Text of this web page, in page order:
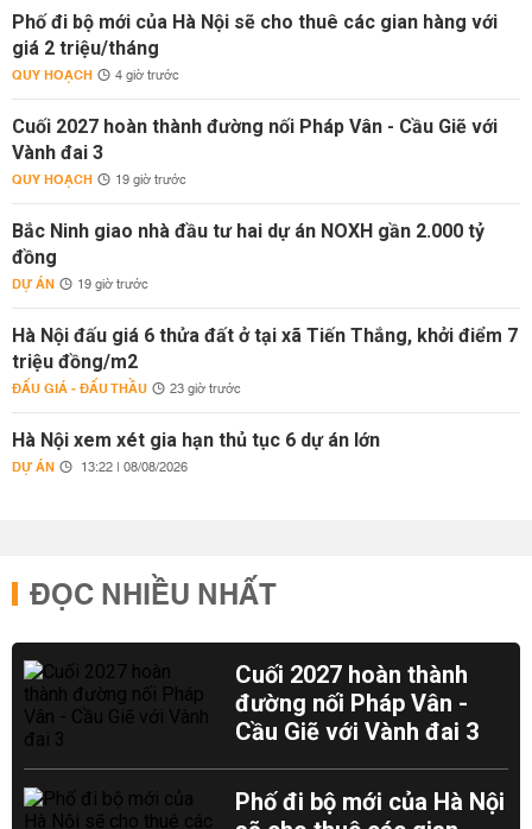
Phố đi bộ mới của Hà Nội sẽ cho thuê các gian hàng với
giá 2 triệu/tháng
QUY HOẠCH 4 giờ trước
Cuối 2027 hoàn thành đường nối Pháp Vân - Cầu Giẽ với
Vành đai 3
QUY HOẠCH 19 giờ trước
Bắc Ninh giao nhà đầu tư hai dự án NOXH gần 2.000 tỷ
đồng
DỰ ÁN 19 giờ trước
Hà Nội đấu giá 6 thửa đất ở tại xã Tiến Thắng, khởi điểm 7
triệu đồng/m2
ĐẤU GIÁ - ĐẤU THẦU 23 giờ trước
Hà Nội xem xét gia hạn thủ tục 6 dự án lớn
DỰ ÁN 13:22 | 08/08/2026
ĐỌC NHIỀU NHẤT
Cuối 2027 hoàn thành
đường nối Pháp Vân -
Cầu Giẽ với Vành đai 3
Phố đi bộ mới của Hà Nội